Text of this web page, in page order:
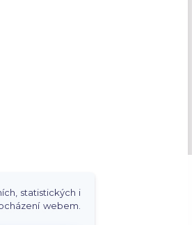
statistických i
webem.
ATD..